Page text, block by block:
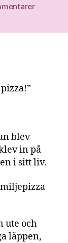
till
blev
in på
i sitt liv.
ute och
läppen,